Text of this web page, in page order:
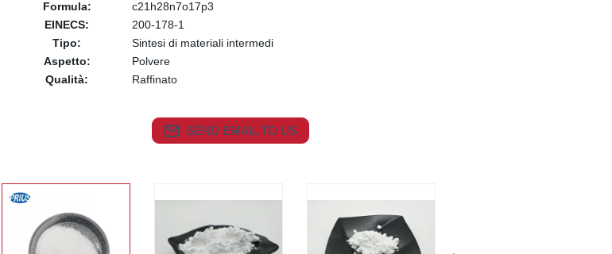
Formula:
c21h28n7o17p3
EINECS:
200-178-1
Tipo:
Sintesi di materiali intermedi
Aspetto:
Polvere
Qualità:
Raffinato
SEND EMAIL TO US